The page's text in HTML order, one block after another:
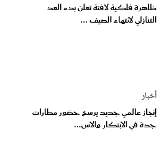
ظاهرة فلكية لافتة تعلن بدء العد
التنازلي لانتهاء الصيف ...
أخبار
إنجاز عالمي جديد يرسخ حضور مطارات
جدة في الابتكار والاس...